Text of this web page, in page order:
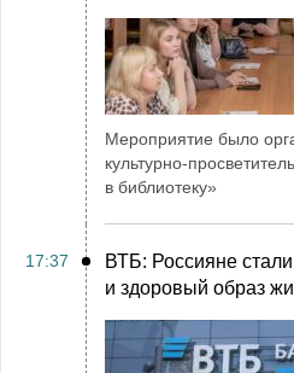
Мероприятие было
культурно-
в библиотеку»
17:37
ВТБ: Россияне
и здоровый образ